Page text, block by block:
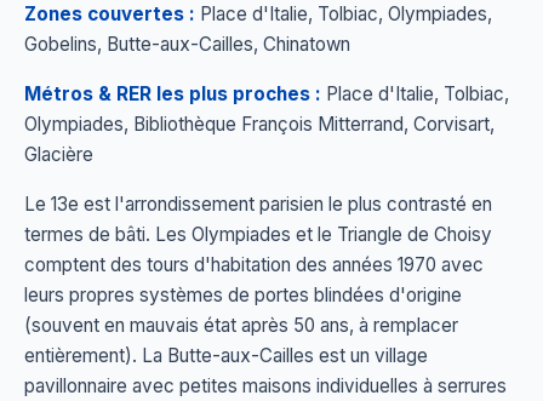
Zones couvertes : Place d'Italie, Tolbiac, Olympiades,
Gobelins, Butte-aux-Cailles, Chinatown
Métros & RER les plus proches : Place d'Italie, Tolbiac,
Olympiades, Bibliothèque François Mitterrand, Corvisart,
Glacière
Le 13e est l'arrondissement parisien le plus contrasté en
termes de bâti. Les Olympiades et le Triangle de Choisy
comptent des tours d'habitation des années 1970 avec
leurs propres systèmes de portes blindées d'origine
(souvent en mauvais état après 50 ans, à remplacer
entièrement). La Butte-aux-Cailles est un village
pavillonnaire avec petites maisons individuelles à serrures